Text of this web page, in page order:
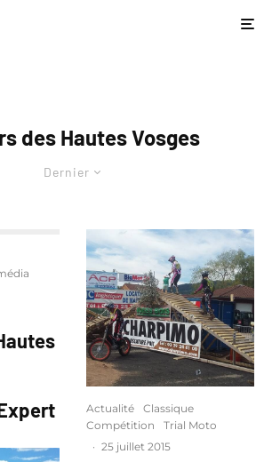
des Hautes Vosges
Dernier
Actualité
Classique
Compétition
Trial Moto
· 25 juillet 2015